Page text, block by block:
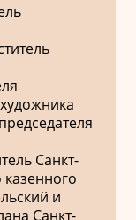
Санкт-
казенного
и
Санкт-